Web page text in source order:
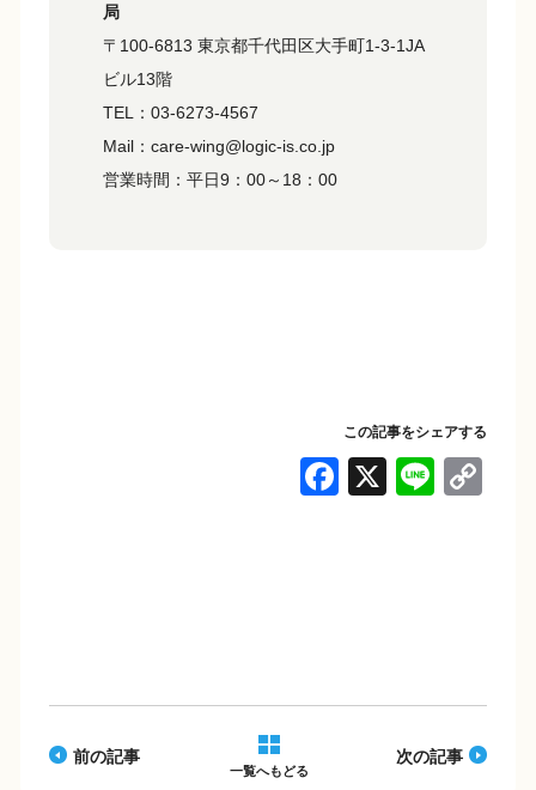
局
〒100-6813 東京都千代田区大手町1-3-1JA
ビル13階
TEL：03-6273-4567
Mail：care-wing@logic-is.co.jp
営業時間：平日9：00～18：00
この記事をシェアする
F
o
X Li
前の記事
一覧へもどる
次の記事